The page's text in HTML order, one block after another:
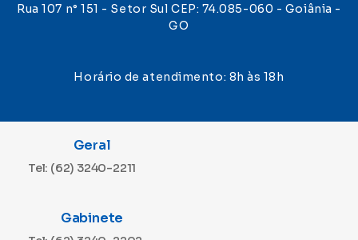
Rua 107 n° 151 - Setor Sul CEP: 74.085-060 - Goiânia -
GO
Horário de atendimento: 8h às 18h
Geral
Tel: (62) 3240-2211
Gabinete